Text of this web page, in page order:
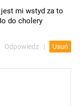
mi wstyd za to
do cholery
Odpowiedz Usuń